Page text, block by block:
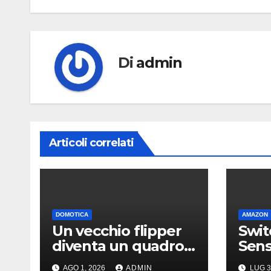
Di admin
Articoli correlati
DOMOTICA
Un vecchio flipper
diventa un quadro
decorativo
AGO 1, 2026 ADMIN
AMAZON
LUG